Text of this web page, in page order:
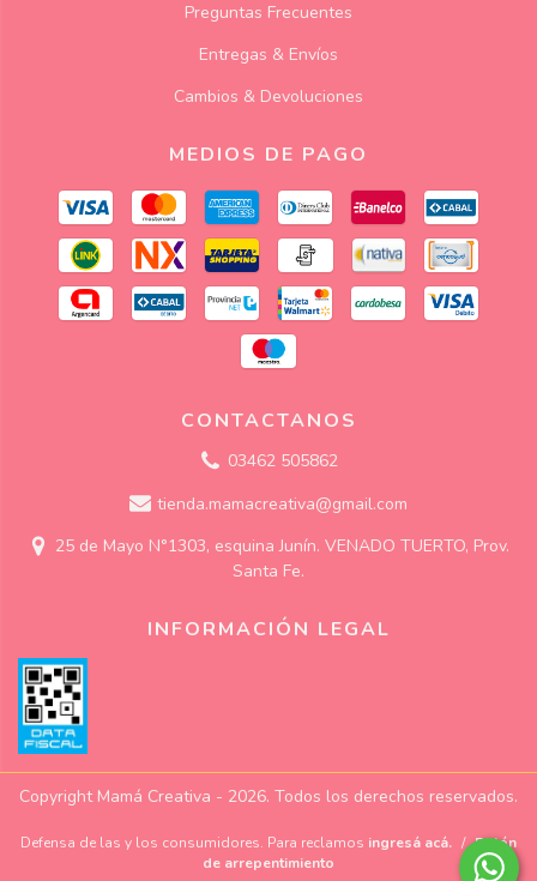
Preguntas Frecuentes
Entregas & Envíos
Cambios & Devoluciones
MEDIOS DE PAGO
CONTACTANOS
03462 505862
tienda.mamacreativa@gmail.com
25 de Mayo N°1303, esquina Junín. VENADO TUERTO, Prov.
Santa Fe.
INFORMACIÓN LEGAL
Copyright Mamá Creativa - 2026. Todos los derechos reservados.
Defensa de las y los consumidores. Para reclamos ingresá acá. / Botón
de arrepentimiento